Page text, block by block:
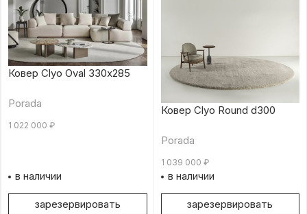
Ковер Clyo Oval 330х285
Porada
1 022 000 ₽
в наличии
зарезервировать
Ковер Clyo Round d300
Porada
1 039 000 ₽
в наличии
зарезервировать